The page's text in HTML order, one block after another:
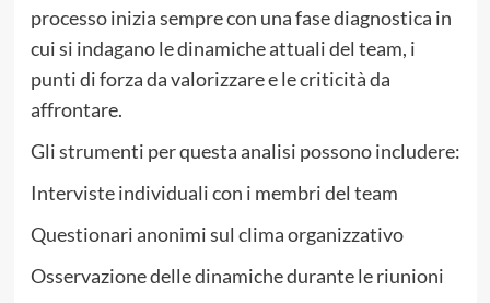
processo inizia sempre con una fase diagnostica in
cui si indagano le dinamiche attuali del team, i
punti di forza da valorizzare e le criticità da
affrontare.
Gli strumenti per questa analisi possono includere:
Interviste individuali con i membri del team
Questionari anonimi sul clima organizzativo
Osservazione delle dinamiche durante le riunioni